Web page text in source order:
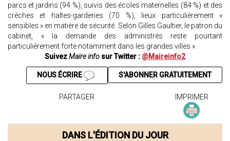
parcs et jardins (94 %), suivis des écoles maternelles (84 %) et des
crèches et haltes-garderies (70 %), lieux particulièrement «
sensibles » en matière de sécurité. Selon Gilles Gaultier, le patron du
cabinet, « la demande des administrés reste pourtant
particulièrement forte notamment dans les grandes villes ».
SuivezMaire info sur Twitter : @Maireinfo2
S'ABONNER GRATUITEMENT
NOUS ÉCRIRE
PARTAGER IMPRIMER
DANS L'ÉDITION DU JOUR